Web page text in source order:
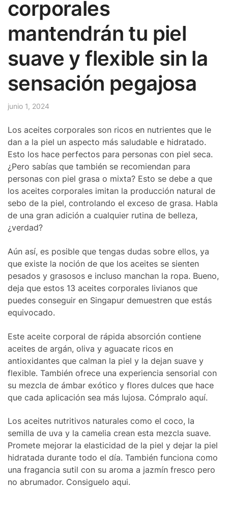
corporales
mantendrán tu piel
suave y flexible sin la
sensación pegajosa
junio 1, 2024
Los aceites corporales son ricos en nutrientes que le
dan a la piel un aspecto más saludable e hidratado.
Esto los hace perfectos para personas con piel seca.
¿Pero sabías que también se recomiendan para
personas con piel grasa o mixta? Esto se debe a que
los aceites corporales imitan la producción natural de
sebo de la piel, controlando el exceso de grasa. Habla
de una gran adición a cualquier rutina de belleza,
¿verdad?
Aún así, es posible que tengas dudas sobre ellos, ya
que existe la noción de que los aceites se sienten
pesados ​​y grasosos e incluso manchan la ropa. Bueno,
deja que estos 13 aceites corporales livianos que
puedes conseguir en Singapur demuestren que estás
equivocado.
Este aceite corporal de rápida absorción contiene
aceites de argán, oliva y aguacate ricos en
antioxidantes que calman la piel y la dejan suave y
flexible. También ofrece una experiencia sensorial con
su mezcla de ámbar exótico y flores dulces que hace
que cada aplicación sea más lujosa. Cómpralo aquí.
Los aceites nutritivos naturales como el coco, la
semilla de uva y la camelia crean esta mezcla suave.
Promete mejorar la elasticidad de la piel y dejar la piel
hidratada durante todo el día. También funciona como
una fragancia sutil con su aroma a jazmín fresco pero
no abrumador. Consiguelo aqui.